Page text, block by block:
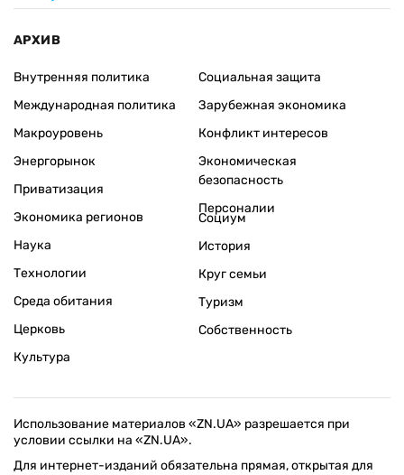
АРХИВ
Внутренняя политика
Международная политика
Макроуровень
Энергорынок
Приватизация
Экономика регионов
Социальная защита
Зарубежная экономика
Конфликт интересов
Экономическая
безопасность
Персоналии
Наука
Технологии
Среда обитания
Церковь
Культура
Социум
История
Круг семьи
Туризм
Собственность
Использование материалов «ZN.UA» разрешается при
условии ссылки на «ZN.UA».
Для интернет-изданий обязательна прямая, открытая для